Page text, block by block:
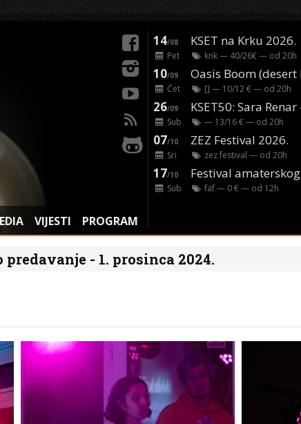
VIJESTI PROGRAM
14/08 KSET na Krku 2026.
Pet knk— 40/26€ — od 20h
10/09
Čet [] — 10/12 € — od 20h
26/09
Sub — 13/16 € — od 20h
07/10 ZEZ Festival 2026.
Sri zez festival — od 20h
17/10 Festival
Sub faf— 0 € — od 12h
- 1. prosinca 2024.